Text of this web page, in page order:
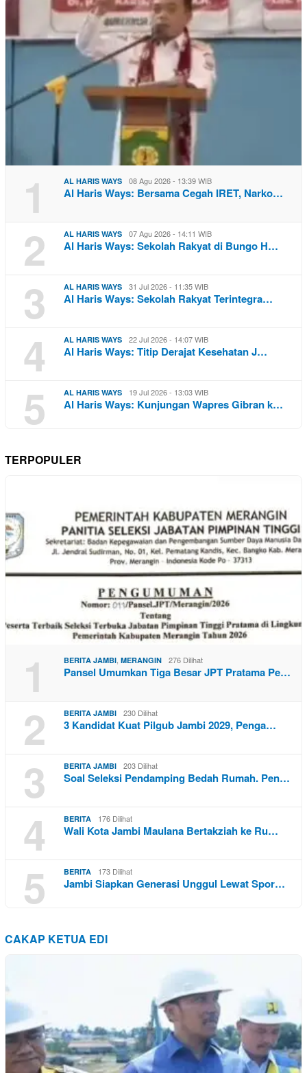
1 AL HARIS WAYS 08 Agu 2026 - 13:39 WIB
Al Haris Ways: Bersama Cegah IRET, Narko…
2 AL HARIS WAYS 07 Agu 2026 - 14:11 WIB
Al Haris Ways: Sekolah Rakyat di Bungo H…
3 AL HARIS WAYS 31 Jul 2026 - 11:35 WIB
Al Haris Ways: Sekolah Rakyat Terintegra…
4 AL HARIS WAYS 22 Jul 2026 - 14:07 WIB
Al Haris Ways: Titip Derajat Kesehatan J…
5 AL HARIS WAYS 19 Jul 2026 - 13:03 WIB
Al Haris Ways: Kunjungan Wapres Gibran k…
TERPOPULER
1 BERITA JAMBI, MERANGIN 276 Dilihat
Pansel Umumkan Tiga Besar JPT Pratama Pe…
2 BERITA JAMBI 230 Dilihat
3 Kandidat Kuat Pilgub Jambi 2029, Penga…
3 BERITA JAMBI 203 Dilihat
Soal Seleksi Pendamping Bedah Rumah. Pen…
4 BERITA 176 Dilihat
Wali Kota Jambi Maulana Bertakziah ke Ru…
5 BERITA 173 Dilihat
Jambi Siapkan Generasi Unggul Lewat Spor…
CAKAP KETUA EDI